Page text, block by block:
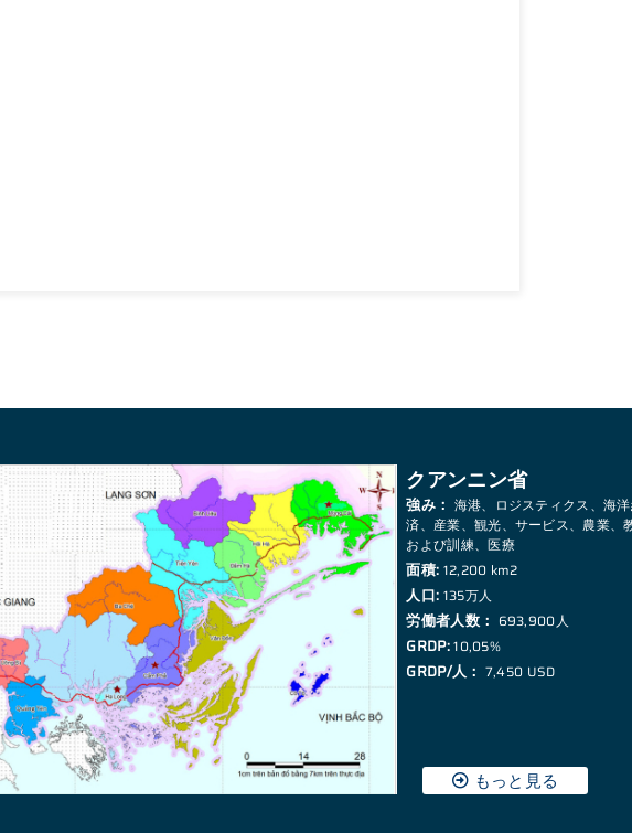
クアンニン省
強み： 海港、ロジスティクス、海
済、産業、観光、サービス、農業、
および訓練、医療
面積: 12,200 km2
人口: 135万人
労働者人数： 693,900人
GRDP:10,05%
GRDP/人： 7,450 USD
もっと見る